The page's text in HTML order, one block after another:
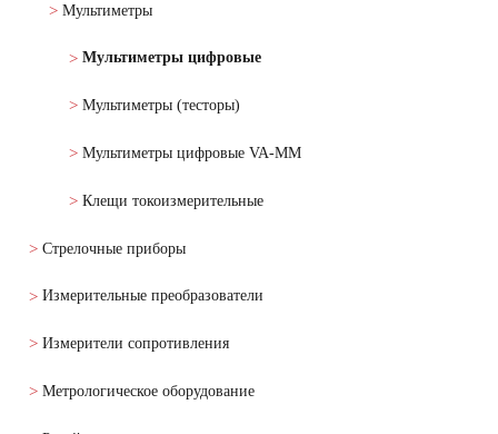
Мультиметры
Мультиметры цифровые
Мультиметры (тесторы)
Мультиметры цифровые VA-MM
Клещи токоизмерительные
Стрелочные приборы
Измерительные преобразователи
Измерители сопротивления
Метрологическое оборудование